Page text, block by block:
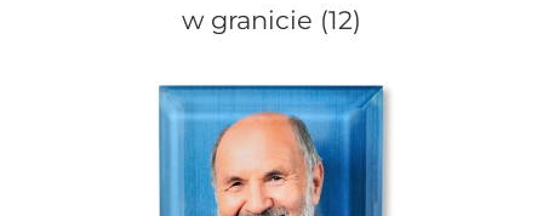
w granicie (12)